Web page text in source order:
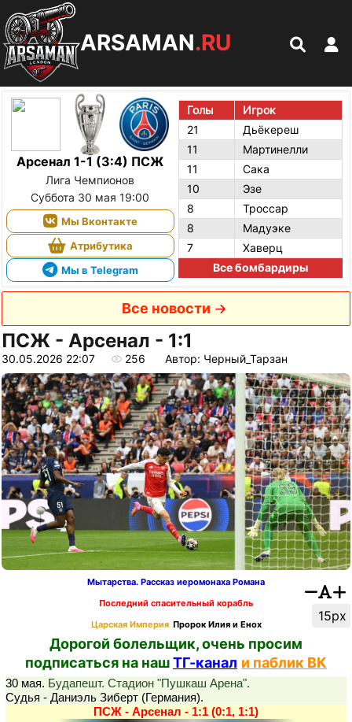
ARSAMAN.RU
Арсенал 1-1 (3:4) ПСЖ
Лига Чемпионов
Суббота 30 мая 19:00
Мы Вконтакте
Атрибутика
Мы в Telegram
Голы
Игрок
21
Дьёкереш
11
Мартинелли
11
Сака
10
Эзе
8
Троссар
8
Мадуэке
7
Хаверц
Все бомбардиры
Все новости
ПСЖ - Арсенал - 1:1
30.05.2026 22:07 256 Автор: Черный_Тарзан
15px
Мытарства. Рассказ иеромонаха Романа
Последний спасительный корабль
Царская Империя Пророк Илия и Енох
Дорогой болельщик, очень просим
подписаться на нашТГ-канал и паблик ВК
30 мая. Будапешт. Стадион "Пушкаш Арена".
Судья - Даниэль Зиберт (Германия).
ПСЖ - Арсенал - 1:1 (0:1, 1:1)